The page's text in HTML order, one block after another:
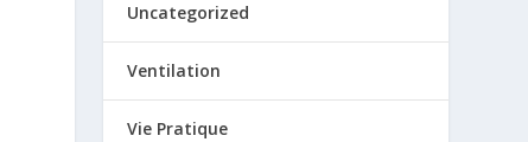
Uncategorized
Ventilation
Vie Pratique